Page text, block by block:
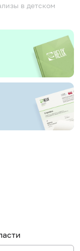
в детском